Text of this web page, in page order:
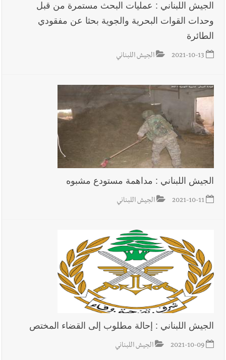
الجيش اللبناني : عمليات البحث مستمرة من قبل
وحدات القوات البحرية والجوية بحثا عن مفقودي
الطائرة
2021-10-13 الجيش اللبناني
الجيش اللبناني : مداهمة مستودع مشبوه
2021-10-11 الجيش اللبناني
الجيش اللبناني : إحالة مطلوب إلى القضاء المختص
2021-10-09 الجيش اللبناني